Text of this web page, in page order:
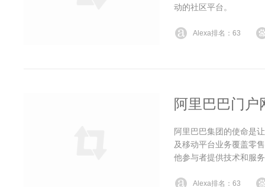
动的社区平台。
Alexa排名：63
阿里巴巴门户
阿里巴巴集团的使命是
及移动平台业务覆盖零
他参与者提供技术和服务
Alexa排名：63